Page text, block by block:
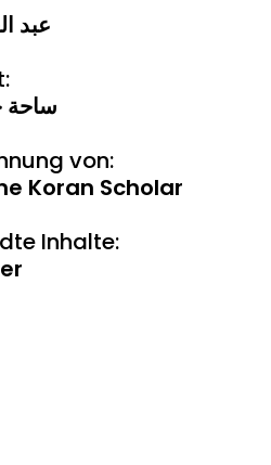
عبد
ساحة
von:
Koran Scholar
Inhalte: